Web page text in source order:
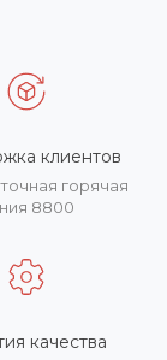
клиентов
горячая
8800
качества